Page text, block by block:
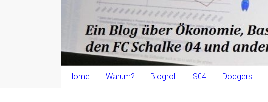
Home Warum? Blogroll S04 Dodgers